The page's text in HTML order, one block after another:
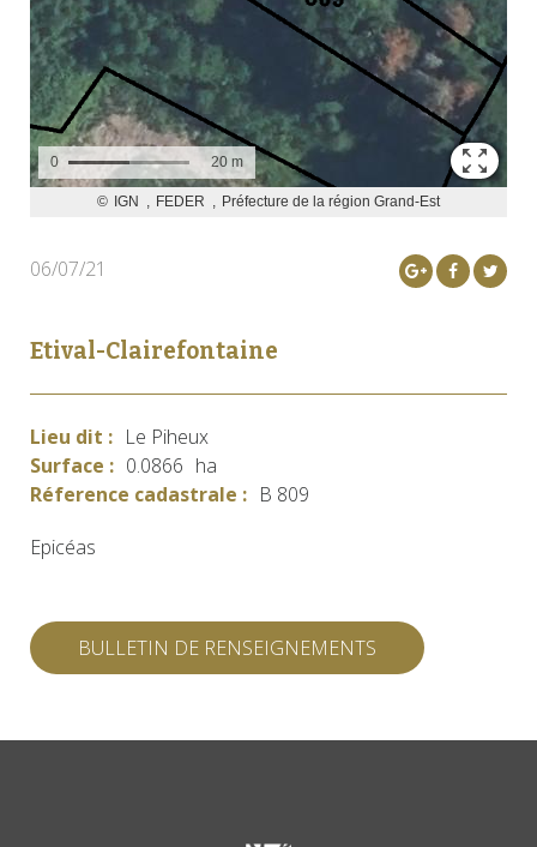
06/07/21
Etival-Clairefontaine
Lieu dit : Le Piheux
Surface : 0.0866 ha
Réference cadastrale : B 809
Epicéas
BULLETIN DE RENSEIGNEMENTS